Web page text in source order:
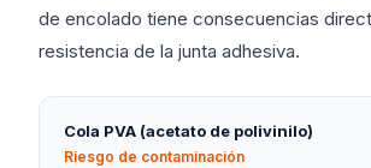
de encolado tiene consecuencias
resistencia de la junta adhesiva.
Cola PVA (acetato de polivinilo)
Riesgo de contaminación